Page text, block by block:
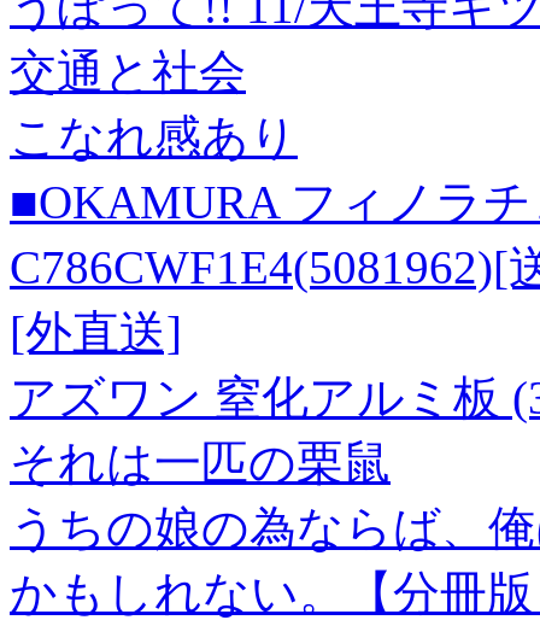
交通と社会
こなれ感あり
■OKAMURA フィノラ
[外直送]
アズワン 窒化アルミ板
それは一匹の栗鼠
うちの娘の為ならば、
かもしれない。【分冊